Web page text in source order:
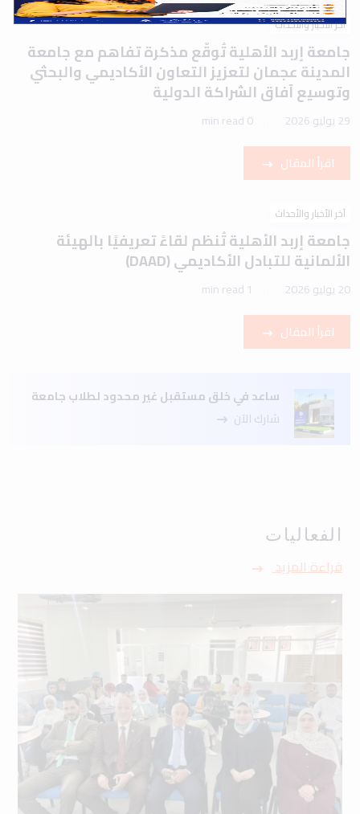
آخر الأخبار والأحداث
جامعة إربد الأهلية تُوقّع مذكرة تفاهم مع جامعة
المدينة عجمان لتعزيز التعاون الأكاديمي والبحثي
وتوسيع آفاق الشراكة الدولية
29 يوليو 2026 0 min read
اقرأ المقال
آخر الأخبار والأحداث
جامعة إربد الأهلية تُنظم لقاءً تعريفيًا بالهيئة
الألمانية للتبادل الأكاديمي (DAAD)
20 يوليو 2026 1 min read
اقرأ المقال
ساعد في خلق مستقبل غير محدود لطلاب جامعة
شارك الآن
الفعاليات
قراءة المزيد